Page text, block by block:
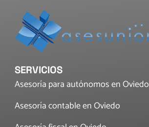
SERVICIOS
Asesoría para autónomos en Oviedo
Asesoría contable en Oviedo